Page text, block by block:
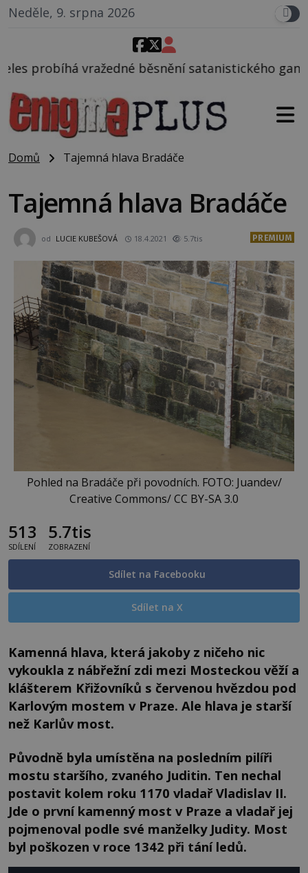
Neděle, 9. srpna 2026
satanistického gangu vedeného
Domů Tajemná hlava Bradáče
Tajemná hlava Bradáče
od LUCIE KUBEŠOVÁ 18.4.2021 5.7tis PREMIUM
Pohled na Bradáče při povodních. FOTO: Juandev/
Creative Commons/ CC BY-SA 3.0
513
SDÍLENÍ
5.7tis
ZOBRAZENÍ
Sdílet na Facebooku
Sdílet na X
Kamenná hlava, která jakoby z ničeho nic
vykoukla z nábřežní zdi mezi Mosteckou věží a
klášterem Křižovníků s červenou hvězdou pod
Karlovým mostem v Praze. Ale hlava je starší
než Karlův most.
Původně byla umístěna na posledním pilíři
mostu staršího, zvaného Juditin. Ten nechal
postavit kolem roku 1170 vladař Vladislav II.
Jde o první kamenný most v Praze a vladař jej
pojmenoval podle své manželky Judity. Most
byl poškozen v roce 1342 při tání ledů.